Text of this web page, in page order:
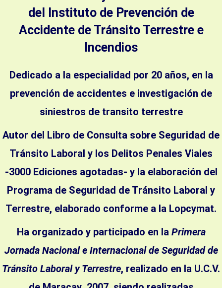
del Instituto de Prevención de
Accidente de Tránsito Terrestre e
Incendios
Dedicado a la especialidad por 20 años, en la
prevención de accidentes e investigación de
siniestros de transito terrestre
Autor del Libro de Consulta sobre Seguridad de
Tránsito Laboral y los Delitos Penales Viales
-3000 Ediciones agotadas- y la elaboración del
Programa de Seguridad de Tránsito Laboral y
Terrestre, elaborado conforme a la Lopcymat.
Ha organizado y participado en la Primera
Jornada Nacional e Internacional de Seguridad de
Tránsito Laboral y Terrestre, realizado en la U.C.V.